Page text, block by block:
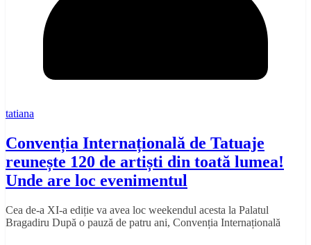
tatiana
Convenția Internațională de Tatuaje
reunește 120 de artiști din toată lumea!
Unde are loc evenimentul
Cea de-a XI-a ediție va avea loc weekendul acesta la Palatul
Bragadiru După o pauză de patru ani, Convenția Internațională